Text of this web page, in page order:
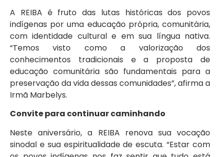
A REIBA é fruto das lutas históricas dos povos
indígenas por uma educação própria, comunitária,
com identidade cultural e em sua língua nativa.
“Temos visto como a valorização dos
conhecimentos tradicionais e a proposta de
educação comunitária são fundamentais para a
preservação da vida dessas comunidades”, afirma a
Irmã Marbelys.
Convite para continuar caminhando
Neste aniversário, a REIBA renova sua vocação
sinodal e sua espiritualidade de escuta. “Estar com